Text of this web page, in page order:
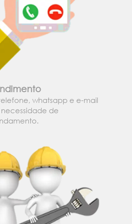
whatsapp e e-mail
necessidade de